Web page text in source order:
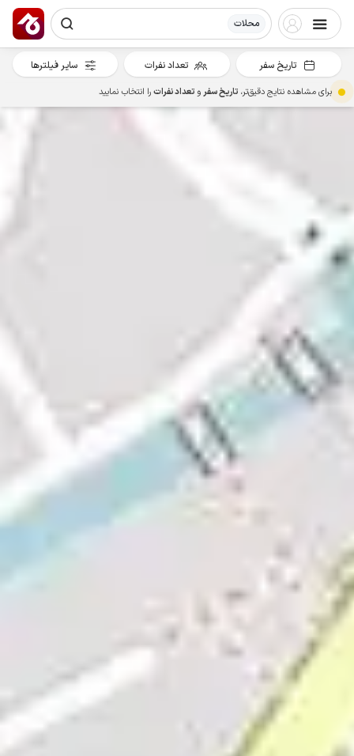
محلات
تاریخ سفر تعداد نفرات سایر فیلترها
برای مشاهده نتایج دقیق‌تر، تاریخ سفرو تعداد نفراترا انتخاب نمایید